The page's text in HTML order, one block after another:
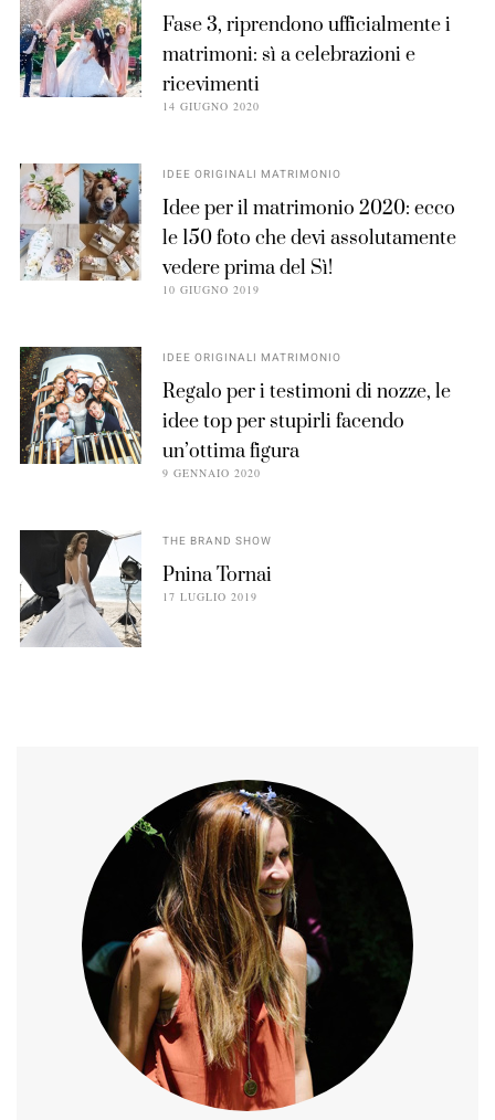
Fase 3, riprendono ufficialmente i
matrimoni: sì a celebrazioni e
ricevimenti
14 GIUGNO 2020
IDEE ORIGINALI MATRIMONIO
Idee per il matrimonio 2020: ecco
le 150 foto che devi assolutamente
vedere prima del Sì!
10 GIUGNO 2019
IDEE ORIGINALI MATRIMONIO
Regalo per i testimoni di nozze, le
idee top per stupirli facendo
un’ottima figura
9 GENNAIO 2020
THE BRAND SHOW
Pnina Tornai
17 LUGLIO 2019